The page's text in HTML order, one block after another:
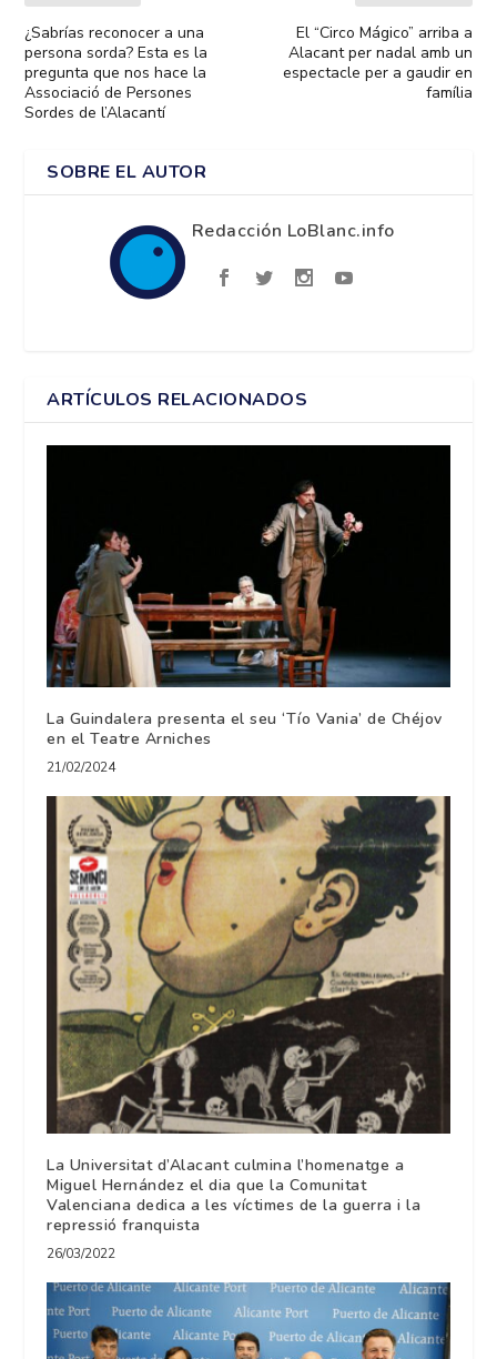
¿Sabrías reconocer a una
persona sorda? Esta es la
pregunta que nos hace la
Associació de Persones
Sordes de l’Alacantí
El “Circo Mágico” arriba a
Alacant per nadal amb un
espectacle per a gaudir en
família
SOBRE EL AUTOR
Redacción LoBlanc.info
ARTÍCULOS RELACIONADOS
La Guindalera presenta el seu ‘Tío Vania’ de Chéjov
en el Teatre Arniches
21/02/2024
La Universitat d’Alacant culmina l’homenatge a
Miguel Hernández el dia que la Comunitat
Valenciana dedica a les víctimes de la guerra i la
repressió franquista
26/03/2022